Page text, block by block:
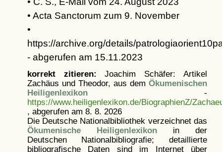
• Acta Sanctorum zum 9. November
•
https://archive.org/details/
- abgerufen am 15.11.2023
korrekt zitieren: Joachim Schäfer: Artikel
Zachäus und Theodor, aus dem Ökumenischen
Heiligenlexikon-
https://www.heiligenlexikon.de/BiographienZ/
, abgerufen am 8. 8. 2026
Die Deutsche Nationalbibliothek verzeichnet das
Ökumenische Heiligenlexikonin der
Deutschen Nationalbibliografie; detaillierte
bibliografische Daten sind im Internet über